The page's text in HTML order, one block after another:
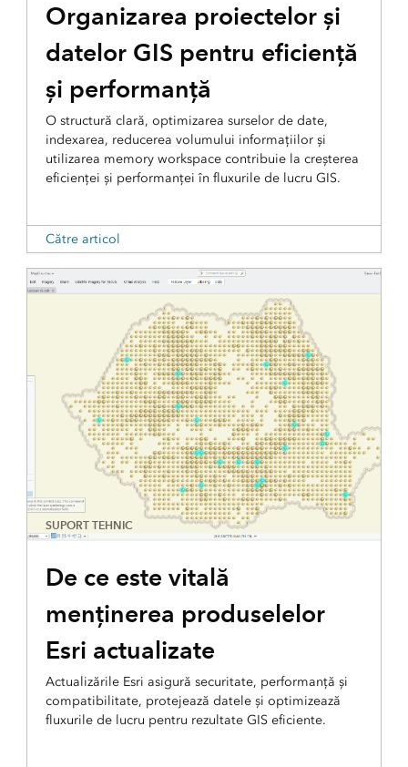
Organizarea proiectelor și
datelor GIS pentru eficiență
și performanță
O structură clară, optimizarea surselor de date,
indexarea, reducerea volumului informațiilor și
utilizarea memory workspace contribuie la creșterea
eficienței și performanței în fluxurile de lucru GIS.
Către articol
SUPORT TEHNIC
De ce este vitală
menținerea produselelor
Esri actualizate
Actualizările Esri asigură securitate, performanță și
compatibilitate, protejează datele și optimizează
fluxurile de lucru pentru rezultate GIS eficiente.